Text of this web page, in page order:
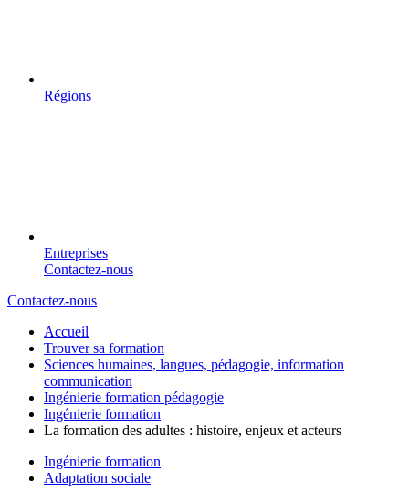
Régions
Entreprises
Contactez-nous
Contactez-nous
Accueil
Trouver sa formation
Sciences humaines, langues, pédagogie, information
communication
Ingénierie formation pédagogie
Ingénierie formation
La formation des adultes : histoire, enjeux et acteurs
Ingénierie formation
Adaptation sociale